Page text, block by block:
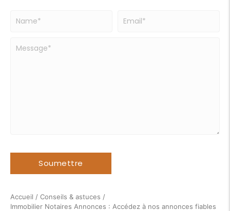
Accueil / Conseils & astuces /
Immobilier Notaires Annonces : Accédez à nos annonces fiables